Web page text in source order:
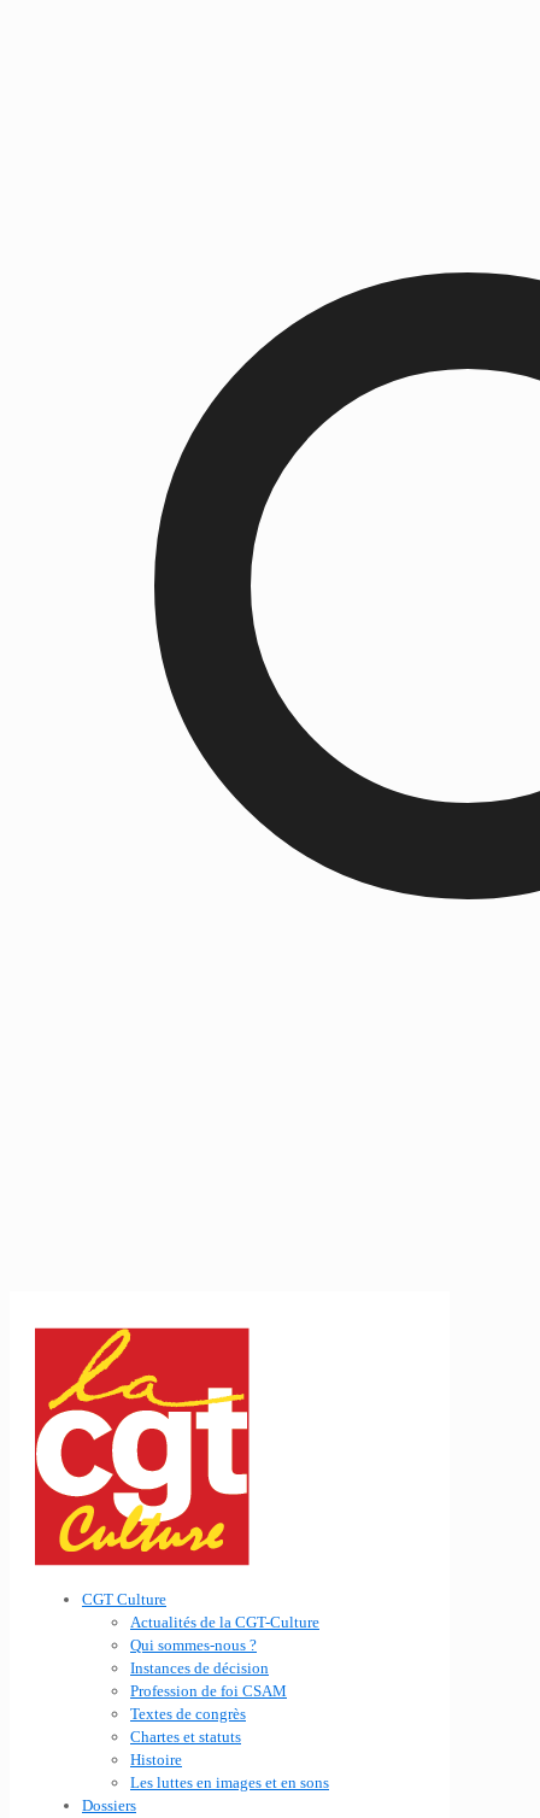
CGT Culture
Actualités de la CGT-Culture
Qui sommes-nous ?
Instances de décision
Profession de foi CSAM
Textes de congrès
Chartes et statuts
Histoire
Les luttes en images et en sons
Dossiers